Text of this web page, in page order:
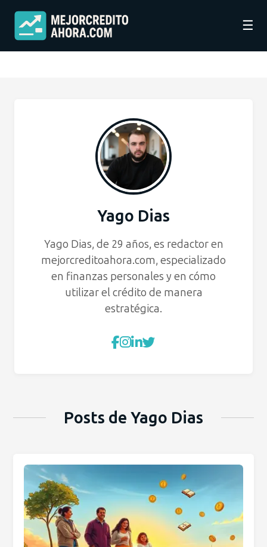
☰
Yago Dias
Yago Dias, de 29 años, es redactor en
mejorcreditoahora.com, especializado
en finanzas personales y en cómo
utilizar el crédito de manera
estratégica.
Posts de Yago Dias